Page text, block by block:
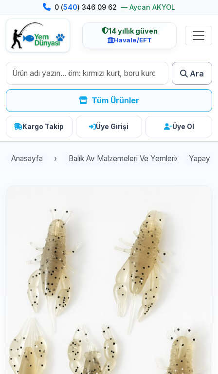
0 (540) 346 09 62 — Aycan AKYOL
14 yıllık güven
Havale/EFT
Ara
Tüm Ürünler
Kargo Takip Üye Girişi Üye Ol
Anasayfa Balık Av Malzemeleri Ve Yemleri Yapay